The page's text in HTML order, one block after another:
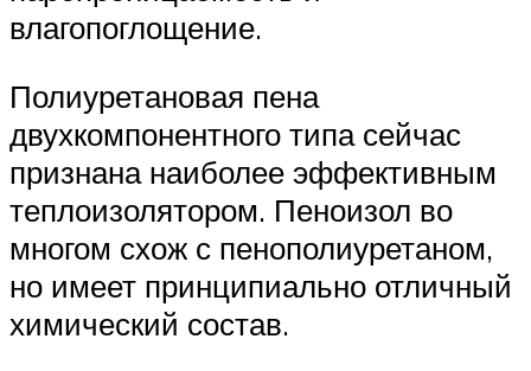
влагопоглощение.
Полиуретановая пена
двухкомпонентного типа сейчас
признана наиболее эффективным
теплоизолятором. Пеноизол во
многом схож с пенополиуретаном,
но имеет принципиально отличный
химический состав.